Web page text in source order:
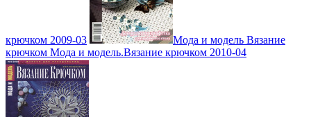
крючком 2009-03
Мода и модель Вязание
крючком Мода и модель.Вязание крючком 2010-04